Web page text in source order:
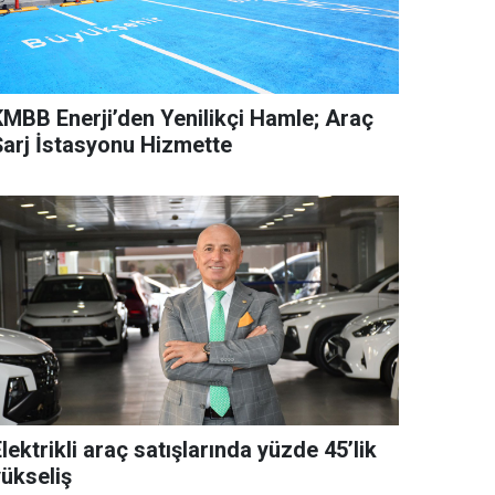
Enerji’den Yenilikçi Hamle; Araç
İstasyonu Hizmette
araç satışlarında yüzde 45’lik